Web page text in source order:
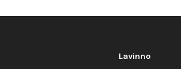
Lavinno